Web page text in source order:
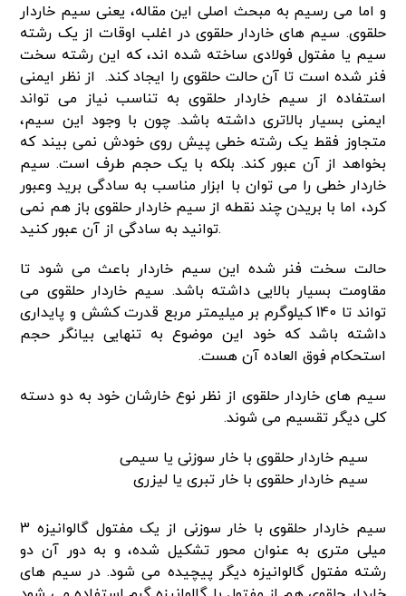
و اما می رسیم به مبحث اصلی این مقاله، یعنی سیم خاردار
حلقوی. سیم های خاردار حلقوی در اغلب اوقات از یک رشته
سیم یا مفتول فولادی ساخته شده اند، که این رشته سخت
فنر شده است تا آن حالت حلقوی را ایجاد کند. از نظر ایمنی
استفاده از سیم خاردار حلقوی به تناسب نیاز می تواند
ایمنی بسیار بالاتری داشته باشد. چون با وجود این سیم،
متجاوز فقط یک رشته خطی پیش روی خودش نمی بیند که
بخواهد از آن عبور کند. بلکه با یک حجم طرف است. سیم
خاردار خطی را می توان با ابزار مناسب به سادگی برید وعبور
کرد، اما با بریدن چند نقطه از سیم خاردار حلقوی باز هم نمی
توانید به سادگی از آن عبور کنید.
حالت سخت فنر شده این سیم خاردار باعث می شود تا
مقاومت بسیار بالایی داشته باشد. سیم خاردار حلقوی می
تواند تا 140 کیلوگرم بر میلیمتر مربع قدرت کشش و پایداری
داشته باشد که خود این موضوع به تنهایی بیانگر حجم
استحکام فوق العاده آن هست.
سیم های خاردار حلقوی از نظر نوع خارشان خود به دو دسته
کلی دیگر تقسیم می شوند.
سیم خاردار حلقوی با خار سوزنی یا سیمی
سیم خاردار حلقوی با خار تبری یا لیزری
سیم خاردار حلقوی با خار سوزنی از یک مفتول گالوانیزه 3
میلی متری به عنوان محور تشکیل شده، و به دور آن دو
رشته مفتول گالوانیزه دیگر پیچیده می شود. در سیم های